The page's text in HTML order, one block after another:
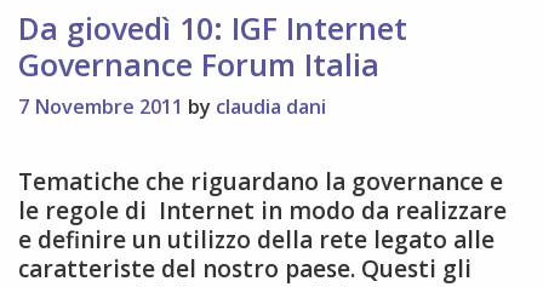
sfigato
Da giovedì 10: IGF Internet
Governance Forum Italia
7 Novembre 2011 by claudia dani
Tematiche che riguardano la governance e
le regole di Internet in modo da realizzare
e definire un utilizzo della rete legato alle
caratteriste del nostro paese. Questi gli